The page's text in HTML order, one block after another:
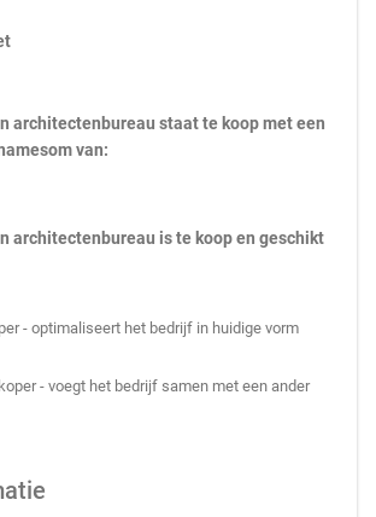
architectenbureau staat te koop met een
van:
architectenbureau is te koop en geschikt
- optimaliseert het bedrijf in huidige vorm
- voegt het bedrijf samen met een ander